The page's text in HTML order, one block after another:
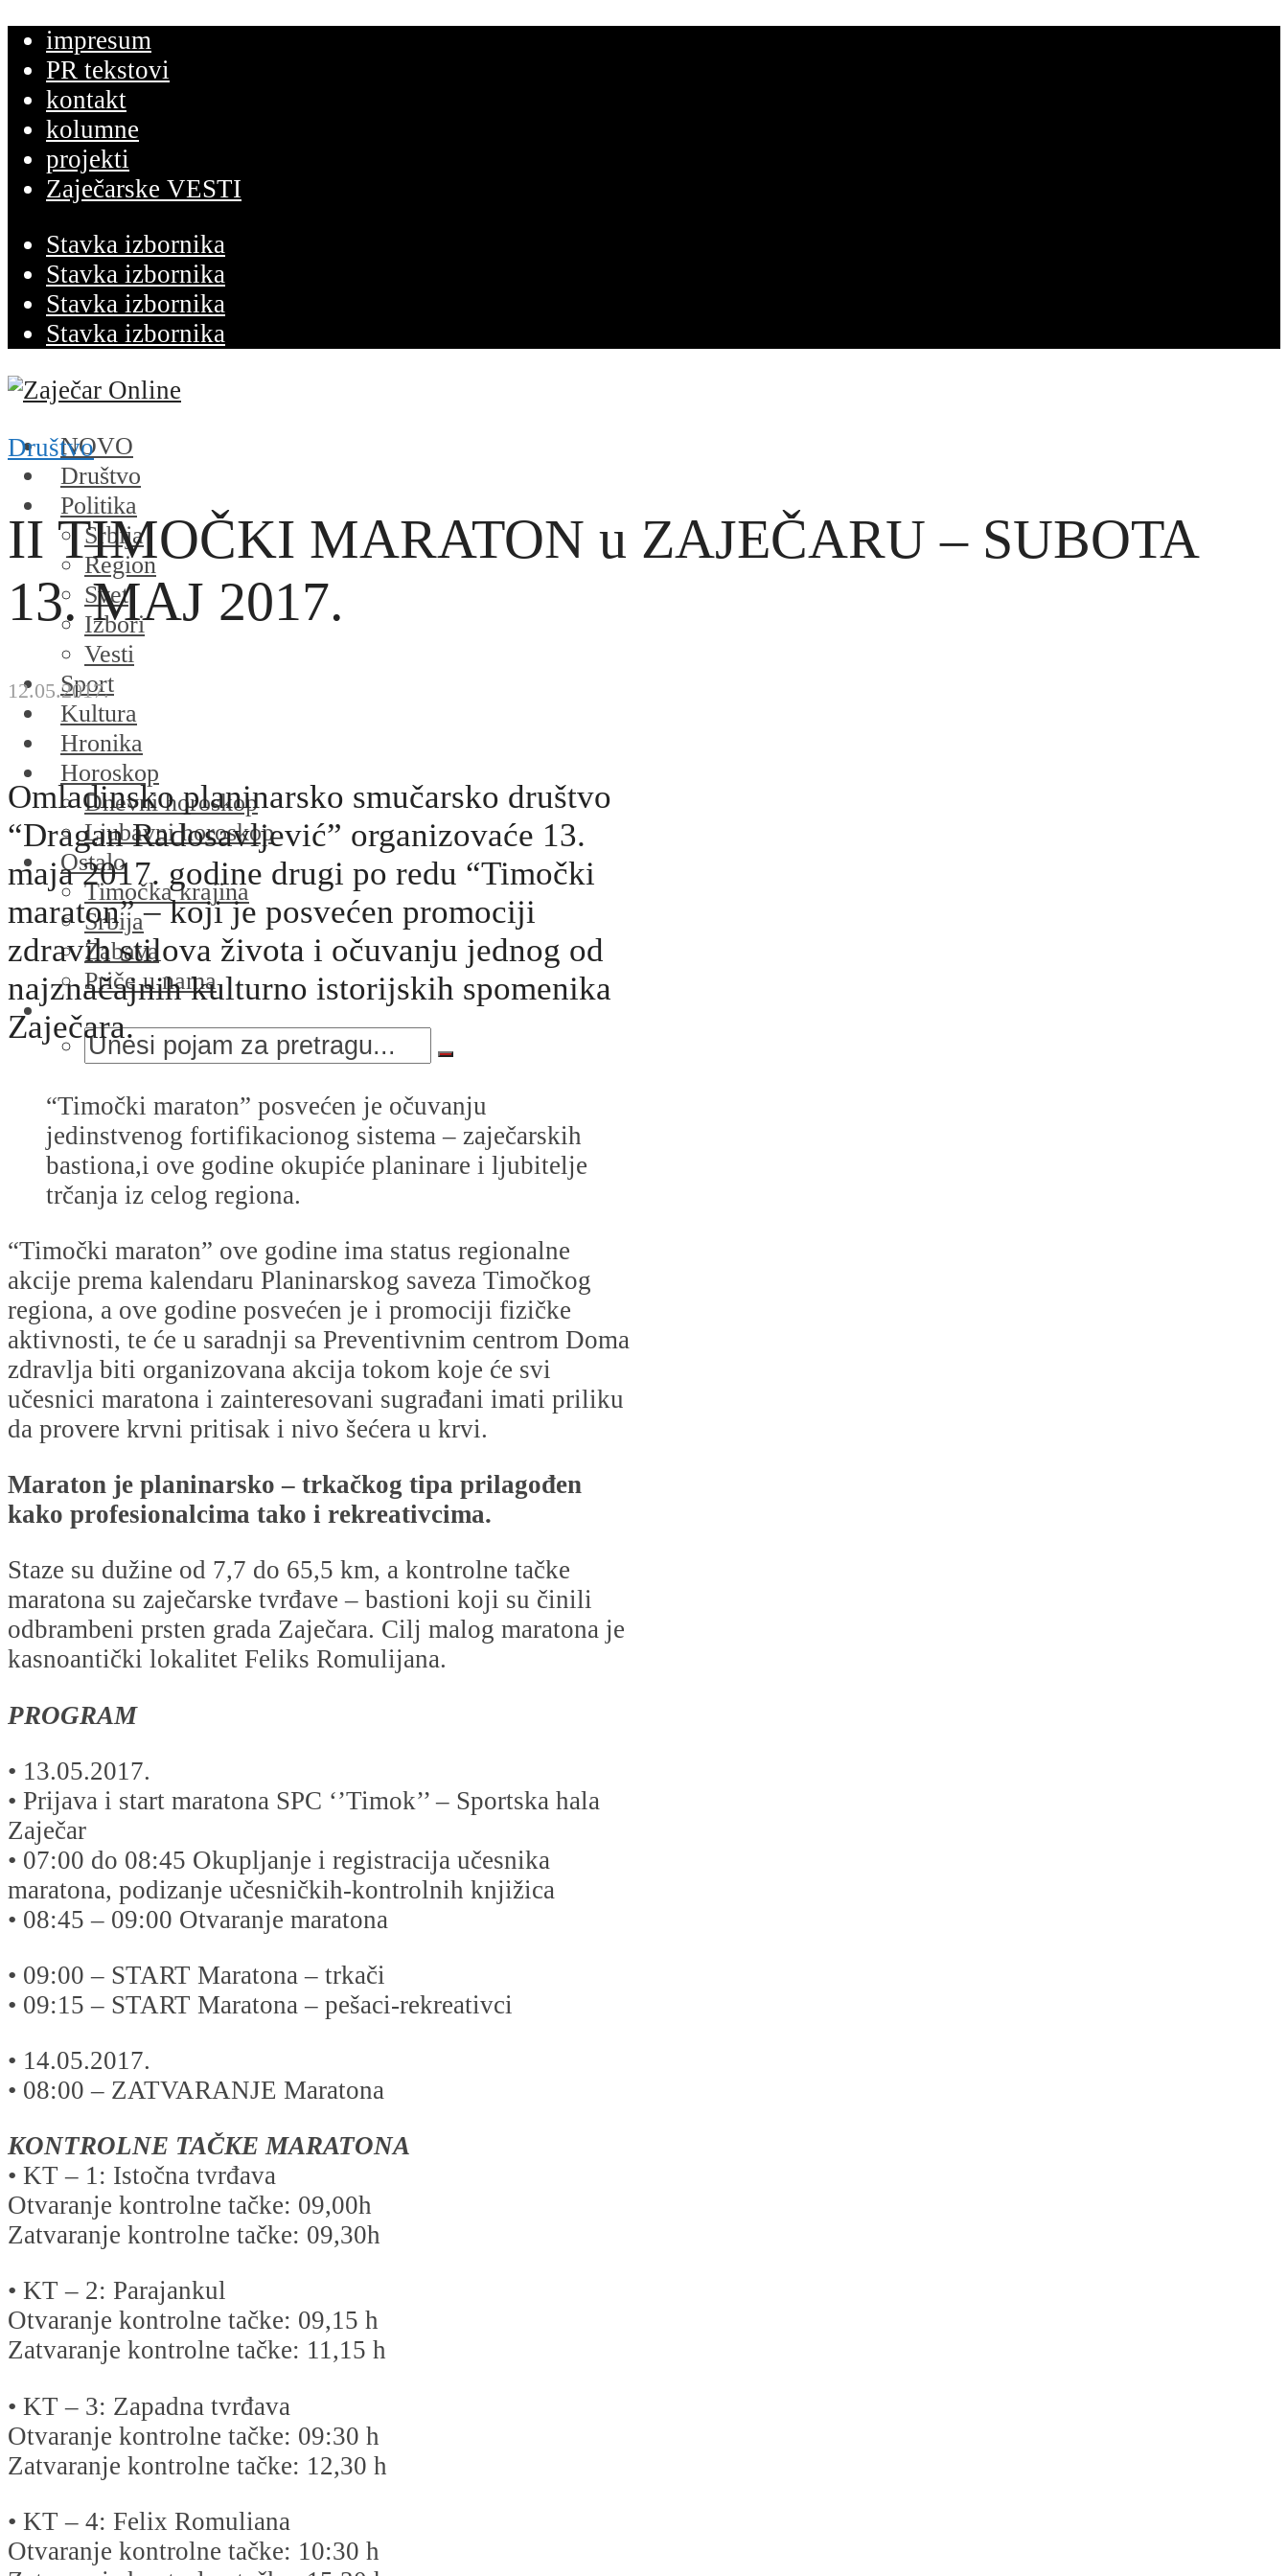
impresum
PR tekstovi
kontakt
kolumne
projekti
Zaječarske VESTI
Stavka izbornika
Stavka izbornika
Stavka izbornika
Stavka izbornika
NOVO
Društvo
Politika
Srbija
Region
Svet
Izbori
Vesti
Sport
Kultura
Hronika
Horoskop
Dnevni horoskop
Ljubavni horoskop
Ostalo
Timočka krajina
Srbija
Zabava
Priče u nama
Društvo
II TIMOČKI MARATON u ZAJEČARU – SUBOTA
13. MAJ 2017.
12.05.2017.
Omladinsko planinarsko smučarsko društvo
“Dragan Radosavljević” organizovaće 13.
maja 2017. godine drugi po redu “Timočki
maraton” – koji je posvećen promociji
zdravih stilova života i očuvanju jednog od
najznačajnih kulturno istorijskih spomenika
Zaječara.
“Timočki maraton” posvećen je očuvanju
jedinstvenog fortifikacionog sistema – zaječarskih
bastiona,i ove godine okupiće planinare i ljubitelje
trčanja iz celog regiona.
“Timočki maraton” ove godine ima status regionalne
akcije prema kalendaru Planinarskog saveza Timočkog
regiona, a ove godine posvećen je i promociji fizičke
aktivnosti, te će u saradnji sa Preventivnim centrom Doma
zdravlja biti organizovana akcija tokom koje će svi
učesnici maratona i zainteresovani sugrađani imati priliku
da provere krvni pritisak i nivo šećera u krvi.
Maraton je planinarsko – trkačkog tipa prilagođen
kako profesionalcima tako i rekreativcima.
Staze su dužine od 7,7 do 65,5 km, a kontrolne tačke
maratona su zaječarske tvrđave – bastioni koji su činili
odbrambeni prsten grada Zaječara. Cilj malog maratona je
kasnoantički lokalitet Feliks Romulijana.
PROGRAM
• 13.05.2017.
• Prijava i start maratona SPC ‘’Timok’’ – Sportska hala
Zaječar
• 07:00 do 08:45 Okupljanje i registracija učesnika
maratona, podizanje učesničkih-kontrolnih knjižica
• 08:45 – 09:00 Otvaranje maratona
• 09:00 – START Maratona – trkači
• 09:15 – START Maratona – pešaci-rekreativci
• 14.05.2017.
• 08:00 – ZATVARANJE Maratona
KONTROLNE TAČKE MARATONA
• KT – 1: Istočna tvrđava
Otvaranje kontrolne tačke: 09,00h
Zatvaranje kontrolne tačke: 09,30h
• KT – 2: Parajankul
Otvaranje kontrolne tačke: 09,15 h
Zatvaranje kontrolne tačke: 11,15 h
• KT – 3: Zapadna tvrđava
Otvaranje kontrolne tačke: 09:30 h
Zatvaranje kontrolne tačke: 12,30 h
• KT – 4: Felix Romuliana
Otvaranje kontrolne tačke: 10:30 h